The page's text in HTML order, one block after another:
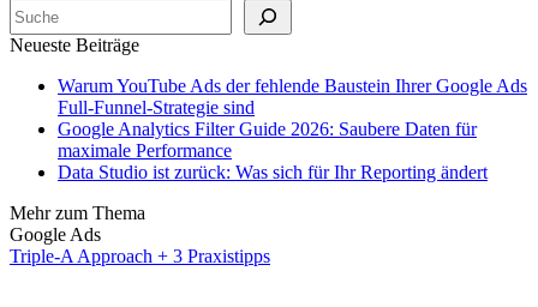
Neueste Beiträge
Warum YouTube Ads der fehlende Baustein Ihrer Google Ads
Full-Funnel-Strategie sind
Google Analytics Filter Guide 2026: Saubere Daten für
maximale Performance
Data Studio ist zurück: Was sich für Ihr Reporting ändert
Mehr zum Thema
Google Ads
Triple-A Approach + 3 Praxistipps